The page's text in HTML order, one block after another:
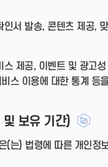
인서 발송, 콘텐츠 제공,
제공, 이벤트 및 광고
스 이용에 대한 통계 등
보유 기간)
(는) 법령에 따른 개인정